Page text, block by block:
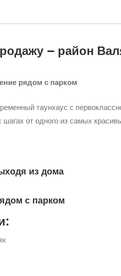
– район
рядом с парком
таунхаус с
от одного из самых
из дома
с парком